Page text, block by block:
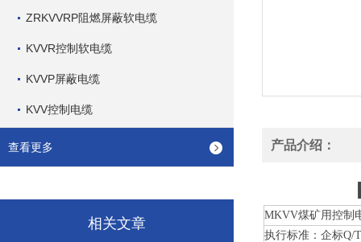
ZRKVVRP阻燃屏蔽软电缆
KVVR控制软电缆
KVVP屏蔽电缆
KVV控制电缆
查看更多
相关文章
产品介绍：
MKVV煤矿用控制
执行标准：企标Q/